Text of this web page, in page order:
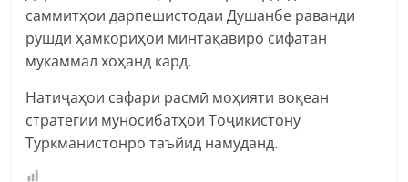
саммитҳои дарпешистодаи Душанбе раванди
рушди ҳамкориҳои минтақавиро сифатан
мукаммал хоҳанд кард.
Натиҷаҳои сафари расмӣ моҳияти воқеан
стратегии муносибатҳои Тоҷикистону
Туркманистонро таъйид намуданд.